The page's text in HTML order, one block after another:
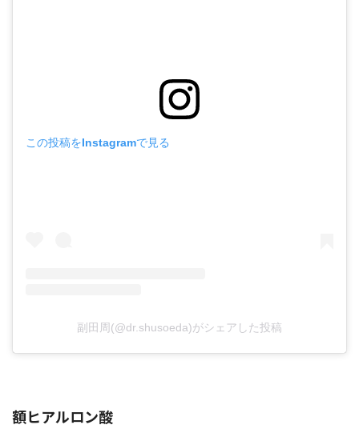
この投稿をInstagramで見る
副田周(@dr.shusoeda)がシェアした投稿
額ヒアルロン酸